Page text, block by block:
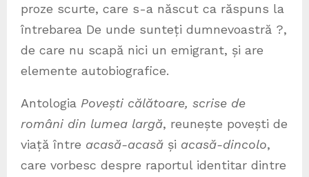
proze scurte, care s-a născut ca răspuns la
întrebarea De unde sunteți dumnevoastră ?,
de care nu scapă nici un emigrant, și are
elemente autobiografice.
Antologia Povești călătoare, scrise de
români din lumea largă, reunește povești de
viață între acasă-acasă și acasă-dincolo,
care vorbesc despre raportul identitar dintre